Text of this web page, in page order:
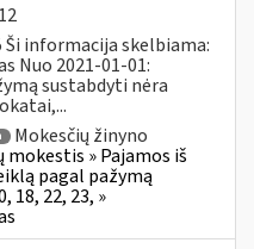
informacija skelbiama:
Nuo 2021-01-01:
sustabdyti nėra
Mokesčių žinyno
» Pajamos iš
pagal pažymą
18, 22, 23, »